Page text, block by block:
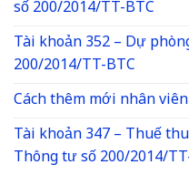
số 200/2014/TT-BTC
Tài khoản 352 – Dự
200/2014/TT-BTC
Cách thêm mới nhân
Tài khoản 347 – Thuế
Thông tư số 200/2014/